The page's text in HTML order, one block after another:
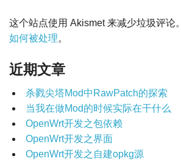
这个站点使用 Akismet 来减少垃圾评论。
如何被处理。
近期文章
杀戮尖塔Mod中RawPatch的探索
当我在做Mod的时候实际在干什么
OpenWrt开发之包依赖
OpenWrt开发之界面
OpenWrt开发之自建opkg源